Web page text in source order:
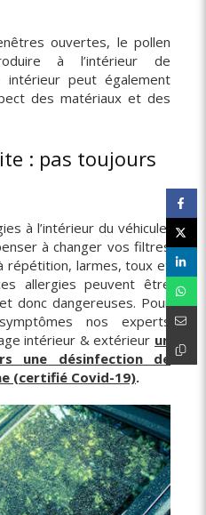
ouvertes, le pollen
à l’intérieur de
intérieur peut également
des matériaux et des
: pas toujours
à l’intérieur du véhicule,
à changer vos filtres
répétition, larmes, toux et
allergies peuvent être
donc dangereuses. Pour
nos experts
intérieur & extérieur un
une désinfection de
(certifié Covid-19).